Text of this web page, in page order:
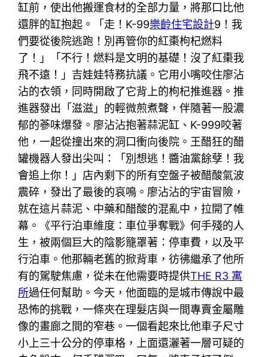
缸前，使出他搬運食材的全部力量，將那口比他
還胖的缸抱起。「走！K-99樂齡住宅設計9！我
們要從後院逃跑！別再管你的紅棗枸杞燃料
了！」「不行！燃料是文明的基礎！沒了紅棗我
飛不遠！」吉娃娃特務抗議。它用小嘴咬住廖沾
沾的衣領，同時開啟了它背上的枸杞推進器。推
進器發出「滋滋」的輕微煎煮聲，伴隨著一股濃
郁的蔘味爆發。廖沾沾抱著蒜泥缸、K-999咬著
他，一起從撞出來的洞口衝向後院。王醋狂的醋
罐機器人發出尖叫：「別想逃！醬油黨餘孽！我
會追上你！」店內剩下的所有空盤子被醋酸氣波
震碎，發出了最後的哀鳴。廖沾沾的宇宙冒險，
就在這片蒜泥、中藥和醋酸的混亂中，拉開了帷
幕。《平行泊車維度：車位爭奪戰》何手殘的人
生，被兩個巨大的陰影籠罩著：停車費，以及平
行泊車。他那輛老舊的掀背車，彷彿繼承了他所
有的駕駛焦慮，從未在他需要時提供THE R3 寓
所過任何幫助。今天，他面臨的是城市傳說中最
恐怖的挑戰，一條夾在理髮店與一間專賣金屬雕
像的畫廊之間的窄巷。一個看起來比他車子尺寸
小上三十公分的停車格，上面還灑著一層可疑的